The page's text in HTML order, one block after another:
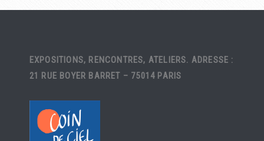
EXPOSITIONS, RENCONTRES, ATELIERS. ADRESSE :
21 RUE BOYER BARRET – 75014 PARIS